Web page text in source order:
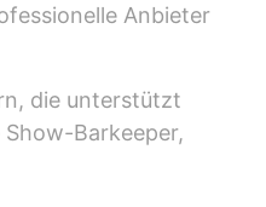
Anbieter
die unterstützt
Barkeeper,